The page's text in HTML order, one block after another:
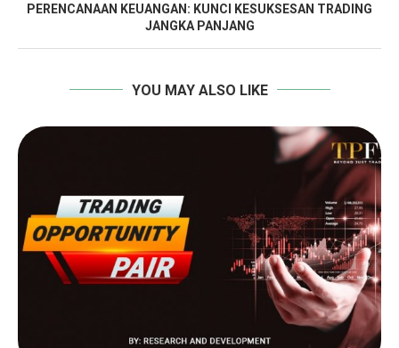
PERENCANAAN KEUANGAN: KUNCI KESUKSESAN TRADING
JANGKA PANJANG
YOU MAY ALSO LIKE